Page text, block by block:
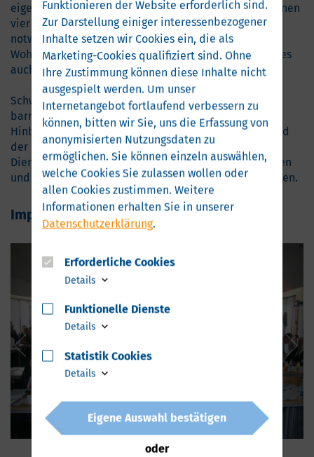
eigenständig und möglichst lange gesund in den eigenen
vier Wänden leben und mobil bleiben können, ist es
notwendig, kluge Lösungen zu finden, um das
Wohnumfeld so zu gestalten und anzupassen, dass dies
auch möglich wird.
Schwerpunktthemen dieser Veranstaltung waren das
barrierearme Bauen, technische Assistenzsysteme in
Hinblick auf die Verzahnung mit dem Wohnumfeld und
der Mobilität, soziale und haushaltsnahe
Dienstleistungen sowie die Entwicklung von geeigneten
und von den Menschen bezahlbaren Geschäftsmodellen.
Impressionen
Funktionieren der Website erforderlich sind.
Zur Darstellung einiger interessenbezogener
Inhalte setzen wir Cookies ein, die als
Marketing-Cookies qualifiziert sind. Ohne
Ihre Zustimmung können diese Inhalte nicht
ausgespielt werden. Um unser
Internetangebot fortlaufend verbessern zu
können, bitten wir Sie, uns die Erfassung von
anonymisierten Nutzungsdaten zu
ermöglichen. Sie können einzeln auswählen,
welche Cookies Sie zulassen wollen oder
allen Cookies zustimmen. Weitere
Informationen erhalten Sie in unserer
Datenschutzerklärung.
Erforderliche Cookies
Details
Funktionelle Dienste
Details
Statistik Cookies
Details
Eigene Auswahl bestätigen
oder